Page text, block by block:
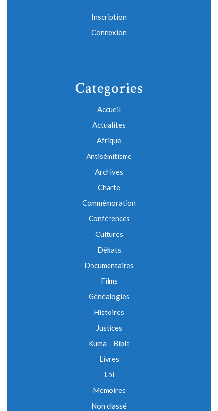
Inscription
Connexion
Categories
Accueil
Actualites
Afrique
Antisémitisme
Archives
Charte
Commémoration
Conférences
Cultures
Débats
Documentaires
Films
Généalogies
Histoires
Justices
Kuma – Bible
Livres
Loi
Mémoires
Non classé